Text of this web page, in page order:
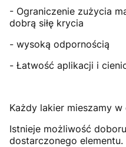
- Ograniczenie zużycia
dobrą siłę krycia
- wysoką odpornością
- Łatwość aplikacji i
Każdy lakier mieszamy w
Istnieje możliwość
dostarczonego elementu.